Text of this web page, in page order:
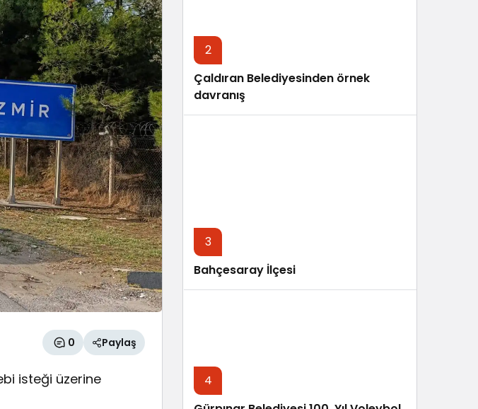
0 Paylaş
isteği üzerine
2
Çaldıran Belediyesinden örnek
davranış
3
Bahçesaray İlçesi
4